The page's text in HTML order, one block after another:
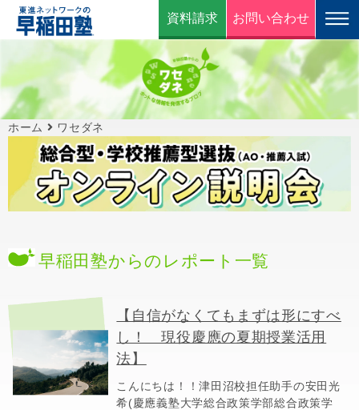
資料請求 お問い合わせ
ホーム ワセダネ
早稲田塾からのレポート一覧
【自信がなくてもまずは形にすべ
し！ 現役慶應の夏期授業活用
法】
こんにちは！！津田沼校担任助手の安田光
希(慶應義塾大学総合政策学部総合政策学